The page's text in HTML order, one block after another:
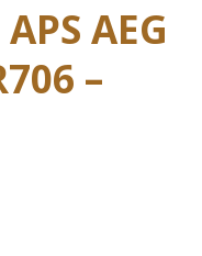
AEG
–